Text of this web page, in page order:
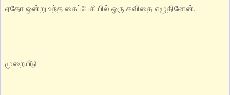
ஏதோ ஒன்று உந்த கைப்பேசியில் ஒரு கவிதை எழுதினேன்.
முறையீடு